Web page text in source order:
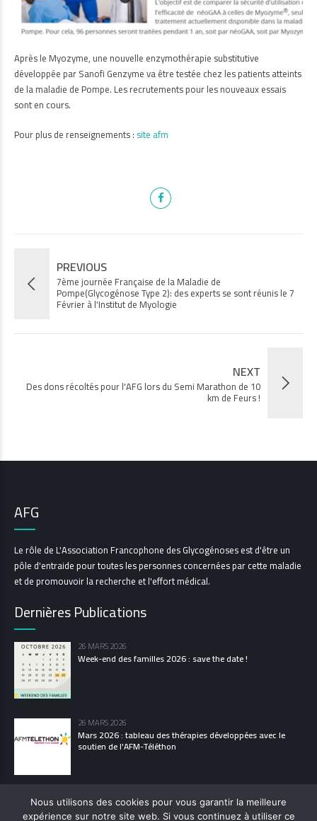
Après le Myozyme, une nouvelle enzymothérapie substitutive
développée par Sanofi Genzyme va être testée chez les patients atteints
de la maladie de Pompe. Les recrutements pour les nouveaux essais
sont en cours.
Pour plus de renseignements : site afm
PREVIOUS
7ème journée Française de la Maladie de
Pompe(Glycogénose Type 2): des experts se sont réunis le 7
Février à l'Institut de Myologie
NEXT
Des dons récoltés pour l'AFG lors du Semi Marathon de 10
km de Feurs !
AFG
Le rôle de L'Association Francophone des Glycogénoses est d'être un
pôle d'entraide pour toutes les personnes concernées par cette maladie
et de promouvoir la recherche et l'effort médical.
Dernières Publications
26 MARS 2026
Week-end des familles 2026 : save the date !
26 MARS 2026
Mars 2026 : tableau des thérapies développées avec le
soutien de l'AFM-Téléthon
Nous utilisons des cookies pour vous garantir la meilleure
expérience sur notre site web. Si vous continuez à utiliser ce